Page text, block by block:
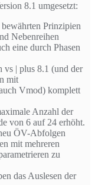
8.1 umgesetzt:
bewährten Prinzipien
Nebenreihen
eine durch Phasen
vs | plus 8.1 (und der
mit
Vmod) komplett
Anzahl der
von 6 auf 24 erhöht.
ÖV-Abfolgen
mit mehreren
zu
das Auslesen der